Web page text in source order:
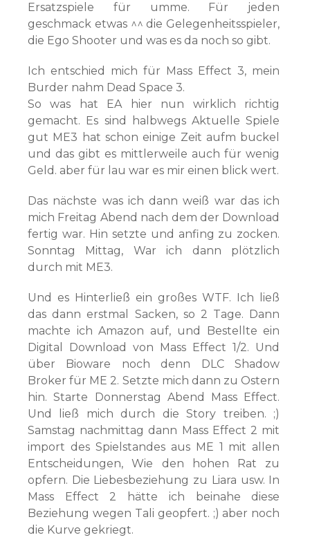
Ersatzspiele für umme. Für jeden
geschmack etwas ^^ die Gelegenheitsspieler,
die Ego Shooter und was es da noch so gibt.
Ich entschied mich für Mass Effect 3, mein
Burder nahm Dead Space 3.
So was hat EA hier nun wirklich richtig
gemacht. Es sind halbwegs Aktuelle Spiele
gut ME3 hat schon einige Zeit aufm buckel
und das gibt es mittlerweile auch für wenig
Geld. aber für lau war es mir einen blick wert.
Das nächste was ich dann weiß war das ich
mich Freitag Abend nach dem der Download
fertig war. Hin setzte und anfing zu zocken.
Sonntag Mittag, War ich dann plötzlich
durch mit ME3.
Und es Hinterließ ein großes WTF. Ich ließ
das dann erstmal Sacken, so 2 Tage. Dann
machte ich Amazon auf, und Bestellte ein
Digital Download von Mass Effect 1/2. Und
über Bioware noch denn DLC Shadow
Broker für ME 2. Setzte mich dann zu Ostern
hin. Starte Donnerstag Abend Mass Effect.
Und ließ mich durch die Story treiben. ;)
Samstag nachmittag dann Mass Effect 2 mit
import des Spielstandes aus ME 1 mit allen
Entscheidungen, Wie den hohen Rat zu
opfern. Die Liebesbeziehung zu Liara usw. In
Mass Effect 2 hätte ich beinahe diese
Beziehung wegen Tali geopfert. ;) aber noch
die Kurve gekriegt.